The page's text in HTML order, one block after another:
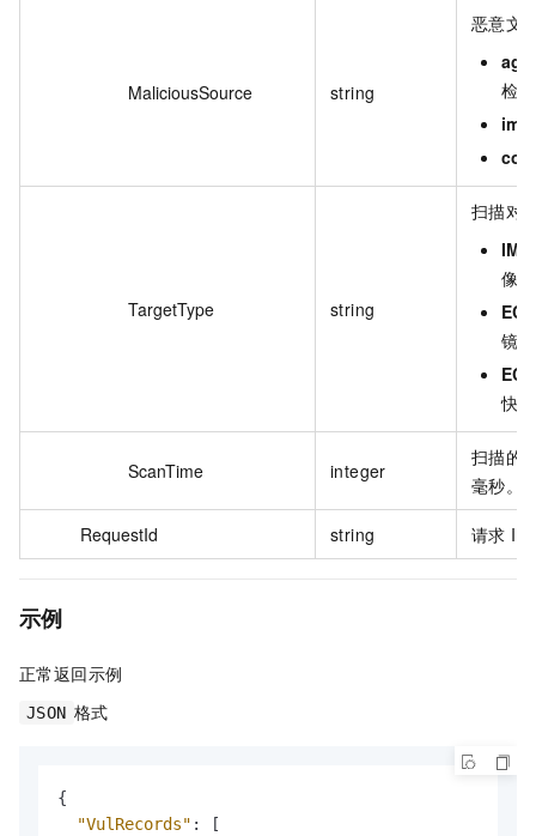
MaliciousSource string
恶意文
检测
TargetType string
扫描对
像。
镜
快照
ScanTime integer
扫描的
毫秒。
RequestId string 请求 ID
示例
正常返回示例
JSON 格式
{
"VulRecords" :
[